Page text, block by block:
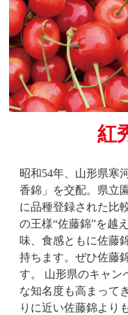
紅
昭和54年、山形県寒
香錦」を交配。県立
に品種登録された比
の王様“佐藤錦”を越
味、食感ともに佐藤
持ちます。ぜひ佐藤
す。 山形県のキャン
な知名度も高まって
りに近い佐藤錦より